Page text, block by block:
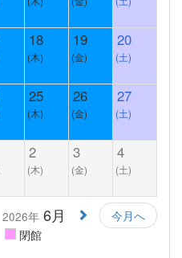
18
(木)
19
(金)
20
(土)
25
(木)
26
(金)
27
(土)
2
(木)
3
(金)
4
(土)
2026年 6月
今月へ
閉館